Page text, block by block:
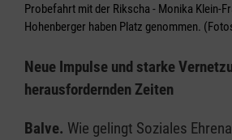
Probefahrt mit der Rikscha - Monika Klein-
Hohenberger haben Platz genommen.
Neue Impulse und starke
herausfordernden Zeiten
Balve. Wie gelingt Soziales